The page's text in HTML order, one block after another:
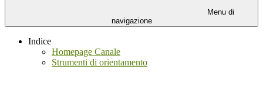
Menu di
navigazione
Indice
Homepage Canale
Strumenti di orientamento